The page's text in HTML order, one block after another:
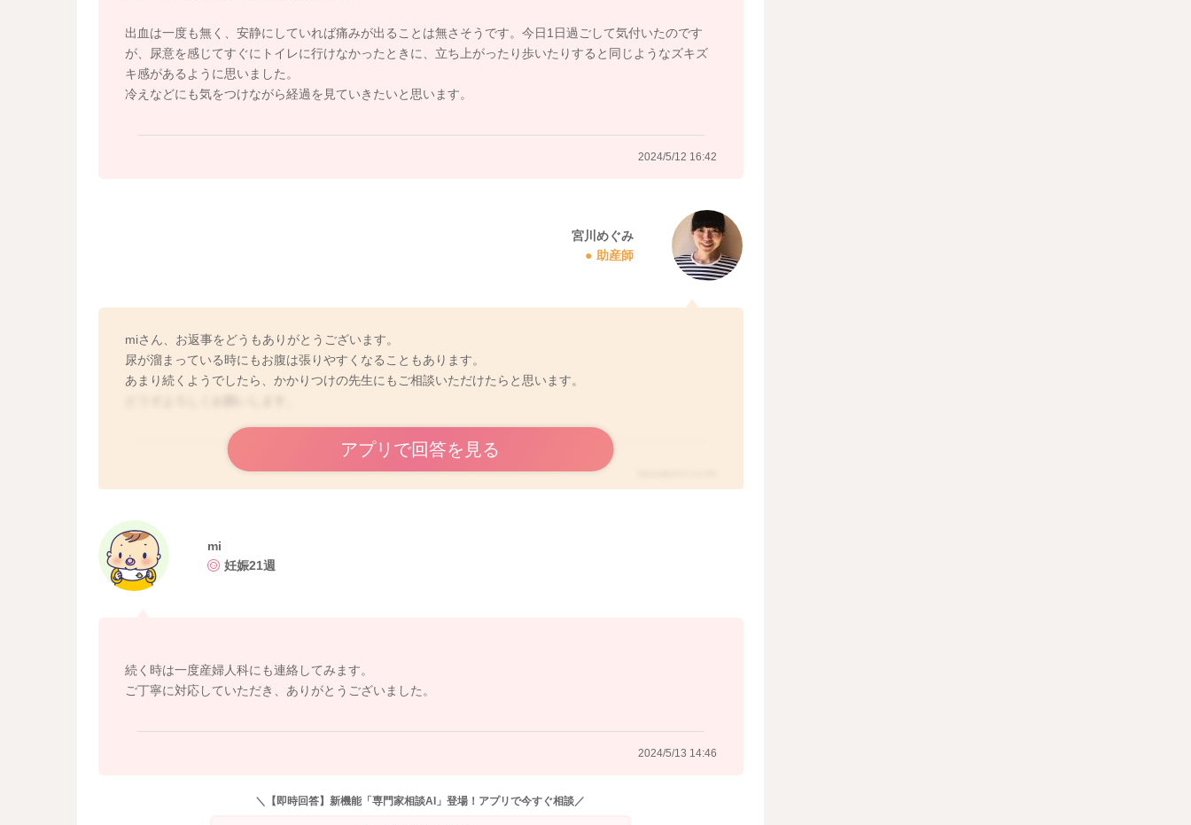
どうぞよろしくお願いします。
出血は一度も無く、安静にしていれば痛みが出ることは無さそうです。今日1日過ごして気付いたのです
が、尿意を感じてすぐにトイレに行けなかったときに、立ち上がったり歩いたりすると同じようなズキズ
キ感があるように思いました。
冷えなどにも気をつけながら経過を見ていきたいと思います。
2024/5/12 16:42
宮川めぐみ
助産師
miさん、お返事をどうもありがとうございます。
尿が溜まっている時にもお腹は張りやすくなることもあります。
あまり続くようでしたら、かかりつけの先生にもご相談いただけたらと思います。
アプリで回答を見る
mi
妊娠21週
続く時は一度産婦人科にも連絡してみます。
ご丁寧に対応していただき、ありがとうございました。
2024/5/13 14:46
＼【即時回答】新機能「専門家相談AI」登場！アプリで今すぐ相談／